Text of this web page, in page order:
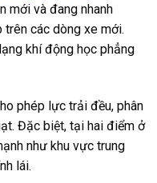
mới và đang nhanh
trên các dòng xe mới.
khí động học phẳng
phép lực trải đều, phân
Đặc biệt, tại hai điểm ở
như khu vực trung
lái.